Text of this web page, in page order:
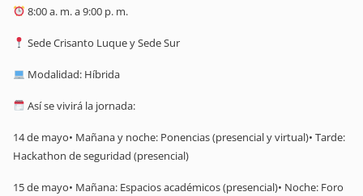
8:00 a. m. a 9:00 p. m.
Sede Crisanto Luque y Sede Sur
Modalidad: Híbrida
Así se vivirá la jornada:
14 de mayo• Mañana y noche: Ponencias (presencial y virtual)• Tarde:
Hackathon de seguridad (presencial)
15 de mayo• Mañana: Espacios académicos (presencial)• Noche: Foro